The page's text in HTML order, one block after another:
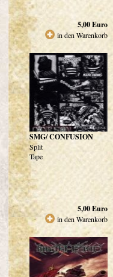
5,00Euro
in den Warenkorb
SMG/ CONFUSION
Split
Tape
5,00Euro
in den Warenkorb